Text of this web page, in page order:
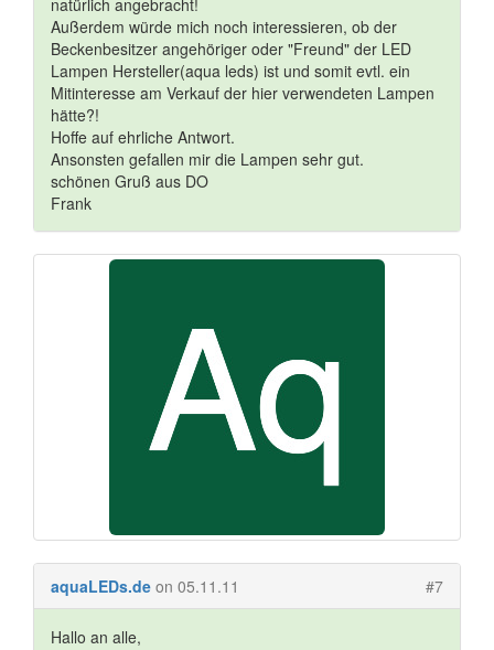
natürlich angebracht!
Außerdem würde mich noch interessieren, ob der
Beckenbesitzer angehöriger oder "Freund" der LED
Lampen Hersteller(aqua leds) ist und somit evtl. ein
Mitinteresse am Verkauf der hier verwendeten Lampen
hätte?!
Hoffe auf ehrliche Antwort.
Ansonsten gefallen mir die Lampen sehr gut.
schönen Gruß aus DO
Frank
aquaLEDs.de on 05.11.11 #7
Hallo an alle,